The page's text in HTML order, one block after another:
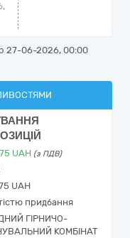
27-06-2026, 00:00
UAH (з ПДВ)
UAH
придбання
ГІРНИЧО-
КОМБІНАТ